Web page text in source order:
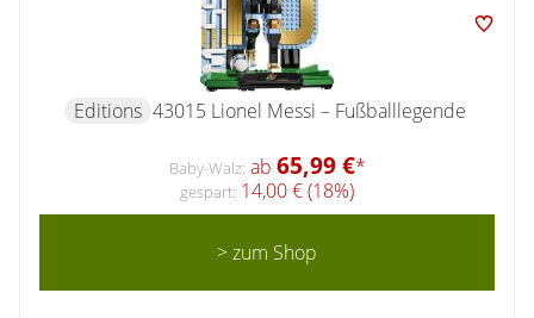
Editions 43015 Lionel Messi – Fußballlegende
Baby-Walz: ab 65,99 €*
gespart: 14,00 € (18%)
> zum Shop